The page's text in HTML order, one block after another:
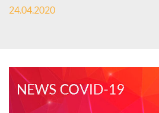
s
S
o
24.04.2020